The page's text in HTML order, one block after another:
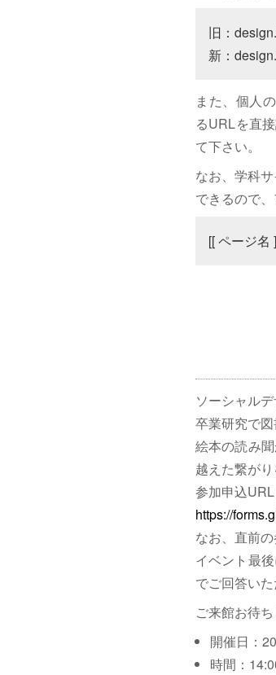
旧：
新：
また、個人
るURLを直
て下さい。
なお、学科
できるので
[[ ページ名
ソーシャル
卒業研究で
絵本の読み
越えた繋がり
参加申込
https://
なお、直前
イベント最
でご回答いた
ご来館お待ち
開催日：
時間：